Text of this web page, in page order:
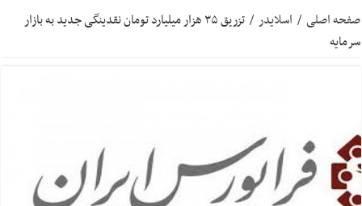
صفحه اصلی / اسلایدر /
تزریق ۳۵ هزار میلیارد تومان نقدینگی جدید به بازار
سرمایه